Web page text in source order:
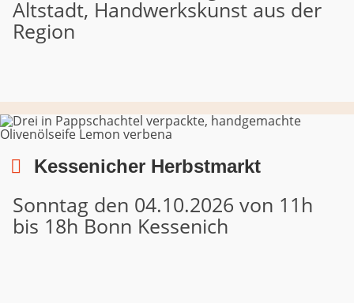
Altstadt, Handwerkskunst aus der
Region
Kessenicher Herbstmarkt
Sonntag den 04.10.2026 von 11h
bis 18h Bonn Kessenich